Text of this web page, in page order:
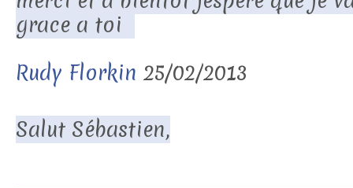
grace a toi
Rudy Florkin 25/02/2013
Salut Sébastien,